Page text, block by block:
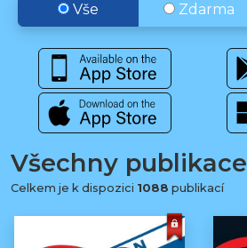
Vše Zdarma
Všechny publikace
Celkem je k dispozici 1088 publikací